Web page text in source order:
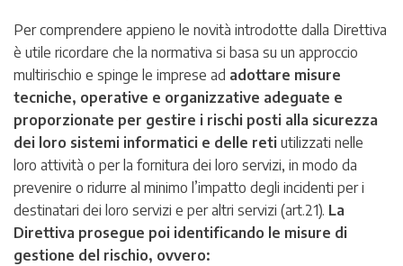
Per comprendere appieno le novità introdotte dalla Direttiva
è utile ricordare che la normativa si basa su un approccio
multirischio e spinge le imprese ad adottare misure
tecniche, operative e organizzative adeguate e
proporzionate per gestire i rischi posti alla sicurezza
dei loro sistemi informatici e delle reti utilizzati nelle
loro attività o per la fornitura dei loro servizi, in modo da
prevenire o ridurre al minimo l’impatto degli incidenti per i
destinatari dei loro servizi e per altri servizi (art.21). La
Direttiva prosegue poi identificando le misure di
gestione del rischio, ovvero: